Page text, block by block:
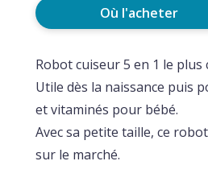
Où l'acheter
Robot cuiseur 5 en 1 le plus
Utile dès la naissance puis
et vitaminés pour bébé.
Avec sa petite taille, ce
sur le marché.